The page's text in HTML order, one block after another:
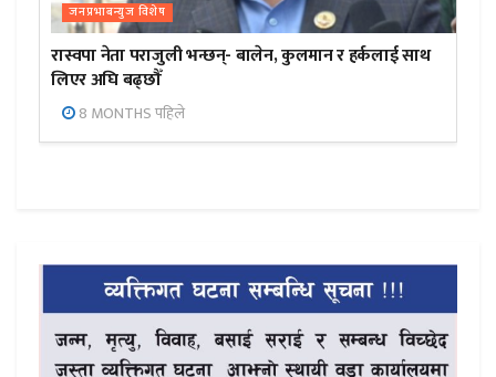
जनप्रभाबन्युज विशेष
रास्वपा नेता पराजुली भन्छन्- बालेन, कुलमान र हर्कलाई साथ
लिएर अघि बढ्छौँ
8 MONTHS पहिले